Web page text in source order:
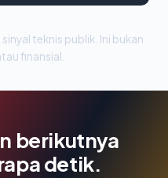
teknis publik. Ini bukan
finansial.
berikutnya
detik.